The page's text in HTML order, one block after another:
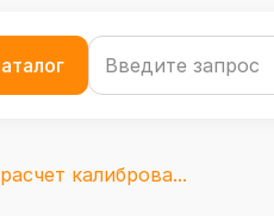
калиброва...